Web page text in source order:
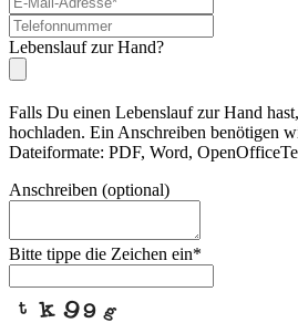
Lebenslauf zur Hand?
Falls Du einen Lebenslauf zur Hand
hochladen. Ein Anschreiben benötigen
Dateiformate: PDF, Word,
Contact
Anschreiben (optional)
Bitte tippe die Zeichen ein*